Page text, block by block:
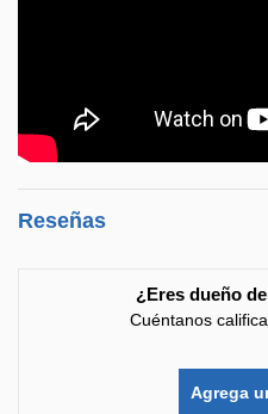
Reseñas
¿Eres dueño
Cuéntanos
Agrega